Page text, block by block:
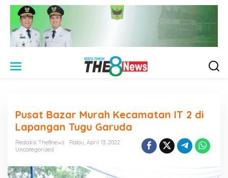
Pusat Bazar Murah Kecamatan IT 2 di
Lapangan Tugu Garuda
Redaksi The8news
Rabu, April 13, 2022
Uncategorized